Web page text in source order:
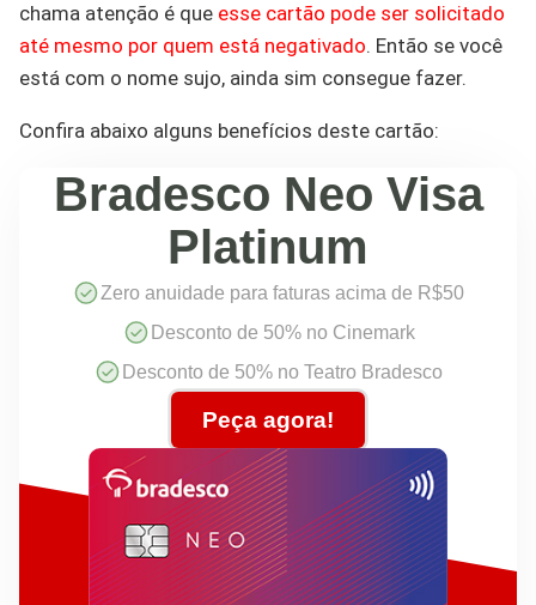
chama atenção é que esse cartão pode ser solicitado
até mesmo por quem está negativado. Então se você
está com o nome sujo, ainda sim consegue fazer.
Confira abaixo alguns benefícios deste cartão:
Bradesco Neo Visa
Platinum
Zero anuidade para faturas acima de R$50
Desconto de 50% no Cinemark
Desconto de 50% no Teatro Bradesco
Peça agora!